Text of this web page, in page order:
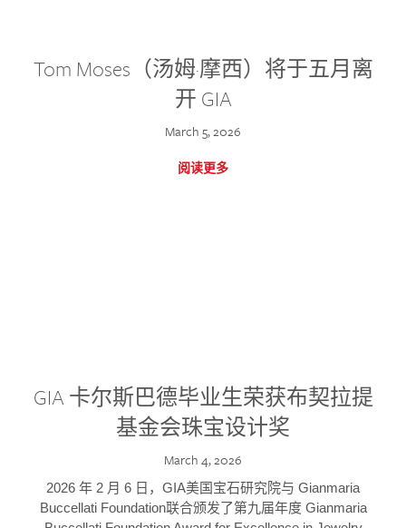
Tom Moses（汤姆·摩西）将于五月离
开 GIA
March 5, 2026
阅读更多
GIA 卡尔斯巴德毕业生荣获布契拉提
基金会珠宝设计奖
March 4, 2026
2026 年 2 月 6 日，GIA美国宝石研究院与 Gianmaria
Buccellati Foundation联合颁发了第九届年度 Gianmaria